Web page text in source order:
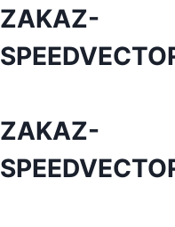
Перейти
содержанию
ZAKAZ-
ZAKAZ-